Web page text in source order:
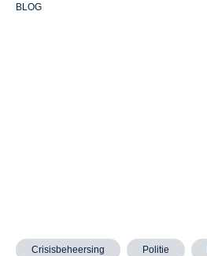
BLOG
Crisisbeheersing Politie